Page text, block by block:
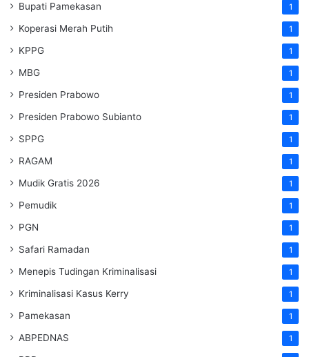
Bupati Pamekasan 1
Koperasi Merah Putih 1
KPPG 1
MBG 1
Presiden Prabowo 1
Presiden Prabowo Subianto 1
SPPG 1
RAGAM 1
Mudik Gratis 2026 1
Pemudik 1
PGN 1
Safari Ramadan 1
Menepis Tudingan Kriminalisasi 1
Kriminalisasi Kasus Kerry 1
Pamekasan 1
ABPEDNAS 1